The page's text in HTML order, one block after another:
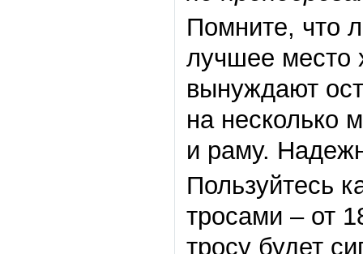
Помните, что
лучшее место
вынуждают
на несколько
и раму.
Пользуйтесь
тросами – от
тросу будет